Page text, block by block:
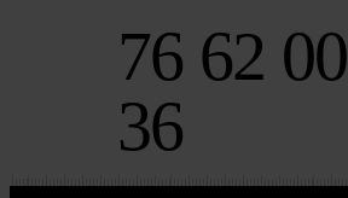
76 62 00
36